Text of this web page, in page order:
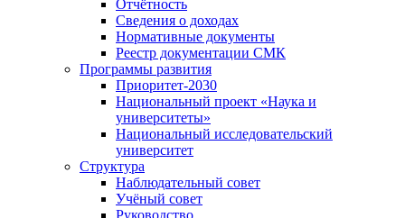
Отчётность
Сведения о доходах
Нормативные документы
Реестр документации СМК
Программы развития
Приоритет-2030
Национальный проект «Наука и
университеты»
Национальный исследовательский
университет
Структура
Наблюдательный совет
Учёный совет